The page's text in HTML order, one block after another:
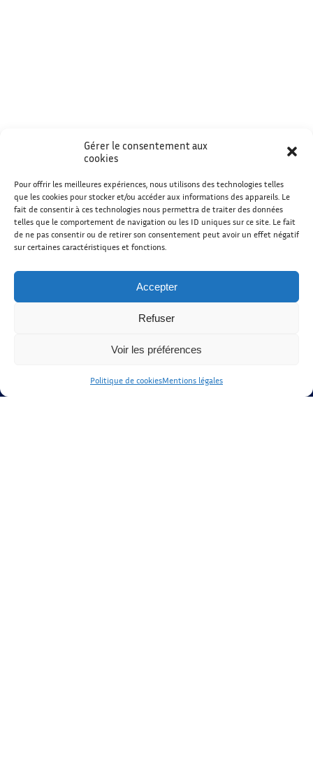
Gérer le consentement aux
cookies
Pour offrir les meilleures expériences, nous utilisons des technologies telles
que les cookies pour stocker et/ou accéder aux informations des appareils. Le
fait de consentir à ces technologies nous permettra de traiter des données
telles que le comportement de navigation ou les ID uniques sur ce site. Le fait
de ne pas consentir ou de retirer son consentement peut avoir un effet négatif
sur certaines caractéristiques et fonctions.
Accepter
Refuser
Voir les préférences
Politique de cookiesMentions légales
Copyright ©2026 Musicothérapie
MHHU. Tous droits réservés.
Christophe Correia